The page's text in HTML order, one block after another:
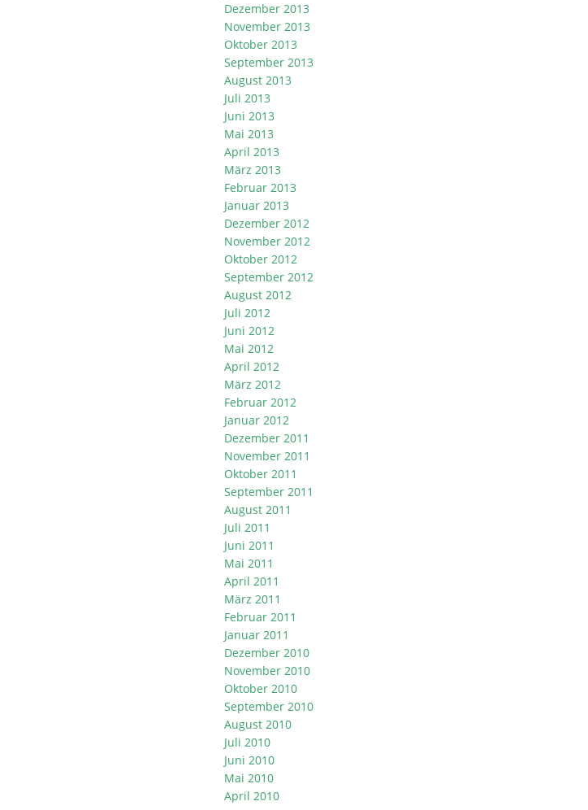
Dezember 2013
November 2013
Oktober 2013
September 2013
August 2013
Juli 2013
Juni 2013
Mai 2013
April 2013
März 2013
Februar 2013
Januar 2013
Dezember 2012
November 2012
Oktober 2012
September 2012
August 2012
Juli 2012
Juni 2012
Mai 2012
April 2012
März 2012
Februar 2012
Januar 2012
Dezember 2011
November 2011
Oktober 2011
September 2011
August 2011
Juli 2011
Juni 2011
Mai 2011
April 2011
März 2011
Februar 2011
Januar 2011
Dezember 2010
November 2010
Oktober 2010
September 2010
August 2010
Juli 2010
Juni 2010
Mai 2010
April 2010